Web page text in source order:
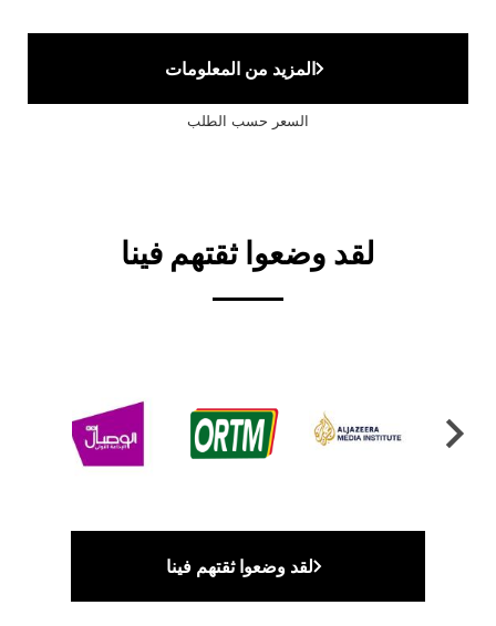
المزيد من المعلومات
السعر حسب الطلب
لقد وضعوا ثقتهم فينا
لقد وضعوا ثقتهم فينا